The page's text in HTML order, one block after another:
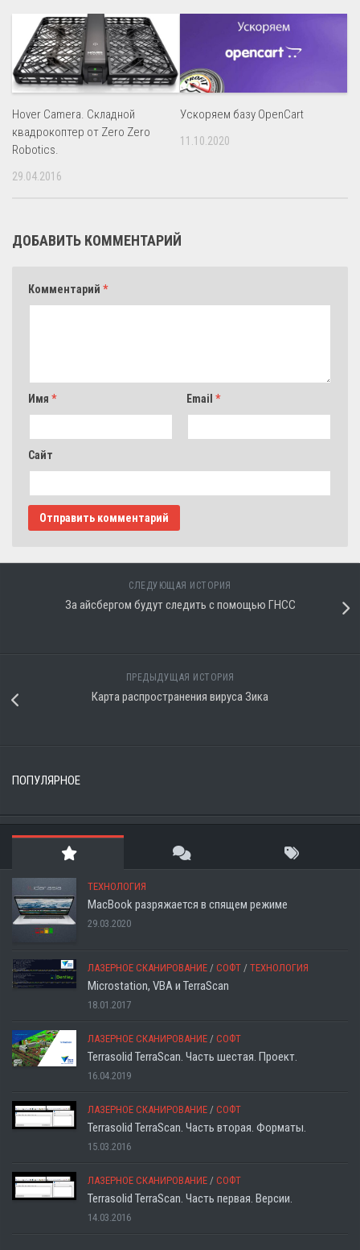
Hover Camera. Складной
квадрокоптер от Zero Zero
Robotics.
29.04.2016
Ускоряем базу OpenCart
11.10.2020
ДОБАВИТЬ КОММЕНТАРИЙ
Комментарий *
Имя * Email *
Сайт
СЛЕДУЮЩАЯ ИСТОРИЯ
За айсбергом будут следить с помощью ГНСС
ПРЕДЫДУЩАЯ ИСТОРИЯ
Карта распространения вируса Зика
ПОПУЛЯРНОЕ
ТЕХНОЛОГИЯ
MacBook разряжается в спящем режиме
29.03.2020
ЛАЗЕРНОЕ СКАНИРОВАНИЕ / СОФТ / ТЕХНОЛОГИЯ
Microstation, VBA и TerraScan
18.01.2017
ЛАЗЕРНОЕ СКАНИРОВАНИЕ / СОФТ
Terrasolid TerraScan. Часть шестая. Проект.
16.04.2019
ЛАЗЕРНОЕ СКАНИРОВАНИЕ / СОФТ
Terrasolid TerraScan. Часть вторая. Форматы.
15.03.2016
ЛАЗЕРНОЕ СКАНИРОВАНИЕ / СОФТ
Terrasolid TerraScan. Часть первая. Версии.
14.03.2016